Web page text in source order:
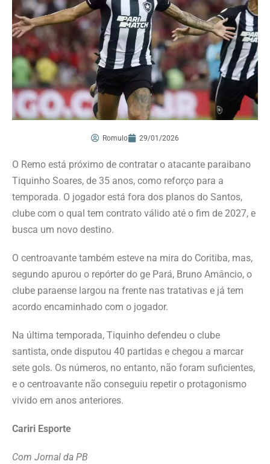
Romulo 29/01/2026
O Remo está próximo de contratar o atacante paraibano
Tiquinho Soares, de 35 anos, como reforço para a
temporada. O jogador está fora dos planos do Santos,
clube com o qual tem contrato válido até o fim de 2027, e
busca um novo destino.
O centroavante também esteve na mira do Coritiba, mas,
segundo apurou o repórter do ge Pará, Bruno Amâncio, o
clube paraense largou na frente nas tratativas e já tem
acordo encaminhado com o jogador.
Na última temporada, Tiquinho defendeu o clube
santista, onde disputou 40 partidas e chegou a marcar
sete gols. Os números, no entanto, não foram suficientes,
e o centroavante não conseguiu repetir o protagonismo
vivido em anos anteriores.
Cariri Esporte
Com Jornal da PB